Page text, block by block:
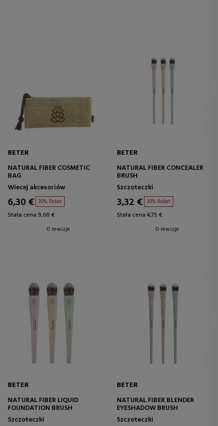
BETER
NATURAL FIBER COSMETIC
BAG
Wiecej akcesoriów
6,30 € 30% Rabat
Stała cena 9,00 €
0 rewizje
BETER
NATURAL FIBER CONCEALER
BRUSH
Szczoteczki
3,32 € 30% Rabat
Stała cena 4,75 €
0 rewizje
BETER
NATURAL FIBER LIQUID
FOUNDATION BRUSH
Szczoteczki
BETER
NATURAL FIBER BLENDER
EYESHADOW BRUSH
Szczoteczki